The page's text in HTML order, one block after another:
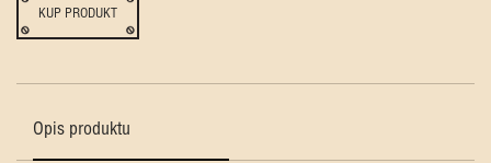
KUP PRODUKT
Opis produktu